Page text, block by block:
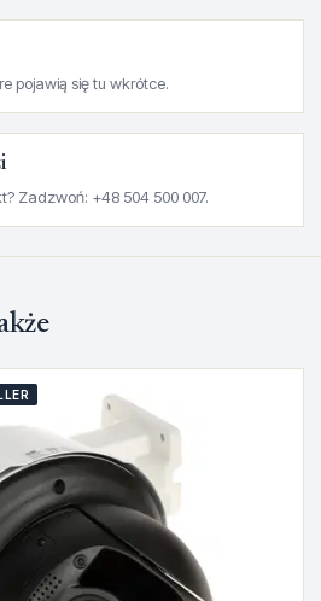
pojawią się tu wkrótce.
Zadzwoń: +48 504 500 007.